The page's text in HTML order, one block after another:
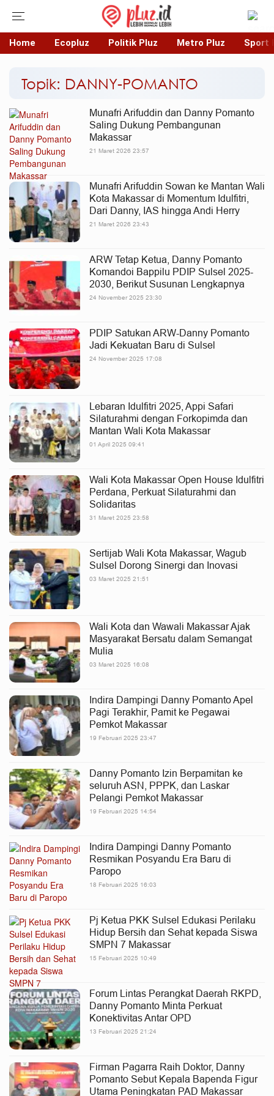
Home Ecopluz Politik Pluz Metro Pluz Sport
Topik: DANNY-POMANTO
Munafri Arifuddin dan Danny Pomanto
Saling Dukung Pembangunan
Makassar
21 Maret 2026 23:57
Munafri Arifuddin Sowan ke Mantan Wali
Kota Makassar di Momentum Idulfitri,
Dari Danny, IAS hingga Andi Herry
21 Maret 2026 23:43
ARW Tetap Ketua, Danny Pomanto
Komandoi Bappilu PDIP Sulsel 2025-
2030, Berikut Susunan Lengkapnya
24 November 2025 23:30
PDIP Satukan ARW-Danny Pomanto
Jadi Kekuatan Baru di Sulsel
24 November 2025 17:08
Lebaran Idulfitri 2025, Appi Safari
Silaturahmi dengan Forkopimda dan
Mantan Wali Kota Makassar
01 April 2025 09:41
Wali Kota Makassar Open House Idulfitri
Perdana, Perkuat Silaturahmi dan
Solidaritas
31 Maret 2025 23:58
Sertijab Wali Kota Makassar, Wagub
Sulsel Dorong Sinergi dan Inovasi
03 Maret 2025 21:51
Wali Kota dan Wawali Makassar Ajak
Masyarakat Bersatu dalam Semangat
Mulia
03 Maret 2025 16:08
Indira Dampingi Danny Pomanto Apel
Pagi Terakhir, Pamit ke Pegawai
Pemkot Makassar
19 Februari 2025 23:47
Danny Pomanto Izin Berpamitan ke
seluruh ASN, PPPK, dan Laskar
Pelangi Pemkot Makassar
19 Februari 2025 14:54
Indira Dampingi Danny Pomanto
Resmikan Posyandu Era Baru di
Paropo
18 Februari 2025 16:03
Pj Ketua PKK Sulsel Edukasi Perilaku
Hidup Bersih dan Sehat kepada Siswa
SMPN 7 Makassar
15 Februari 2025 10:49
Forum Lintas Perangkat Daerah RKPD,
Danny Pomanto Minta Perkuat
Konektivitas Antar OPD
13 Februari 2025 21:24
Firman Pagarra Raih Doktor, Danny
Pomanto Sebut Kepala Bapenda Figur
Utama Peningkatan PAD Makassar